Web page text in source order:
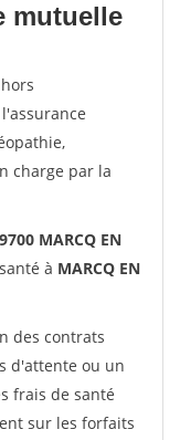
mutuelle
charge par la
MARCQ EN
à MARCQ EN
des contrats
d'attente ou un
frais de santé
sur les forfaits